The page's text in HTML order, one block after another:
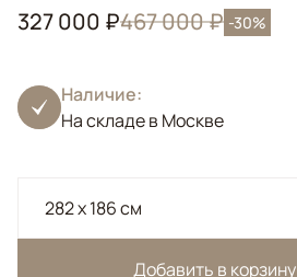
327 000 ₽467 000 ₽ -30%
Наличие:
На складе в Москве
282 x 186 см
Добавить в корзину